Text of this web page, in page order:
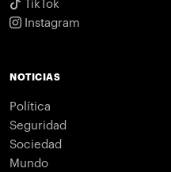
TikTok
Instagram
NOTICIAS
Política
Seguridad
Sociedad
Mundo